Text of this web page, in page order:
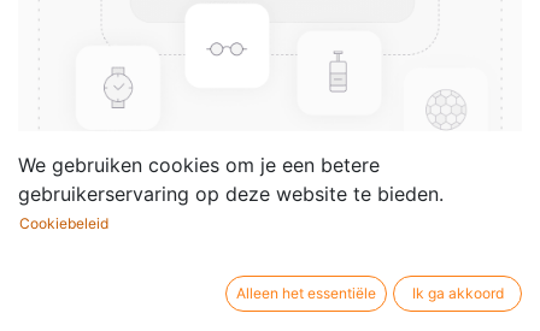
Good precepts
Charles Wood
We gebruiken cookies om je een betere
gebruikerservaring op deze website te bieden.
Cookiebeleid
Alleen het essentiële Ik ga akkoord